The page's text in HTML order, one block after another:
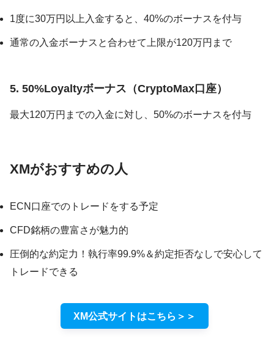
1度に30万円以上入金すると、40%のボーナスを付与
通常の入金ボーナスと合わせて上限が120万円まで
5. 50%Loyaltyボーナス（CryptoMax口座）
最大120万円までの入金に対し、50%のボーナスを付与
XMがおすすめの人
ECN口座でのトレードをする予定
CFD銘柄の豊富さが魅力的
圧倒的な約定力！執行率99.9%＆約定拒否なしで安心して
トレードできる
XM公式サイトはこちら＞＞